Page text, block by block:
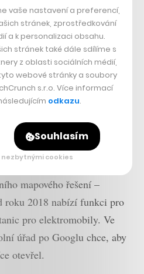
že se italské autority
krokem omezuje JuicePass
mapového řešení –
2018 nabízí funkci pro
pro elektromobily. Ve
úřad po Googlu chce, aby
otevřel.
vaše nastavení a preferencí,
stránek, zprostředkování
a k personalizaci obsahu.
stránek také dále sdílíme s
z oblasti sociálních médií,
webové stránky a soubory
s.r.o. Více informací
odkazu.
Souhlasím
cookies